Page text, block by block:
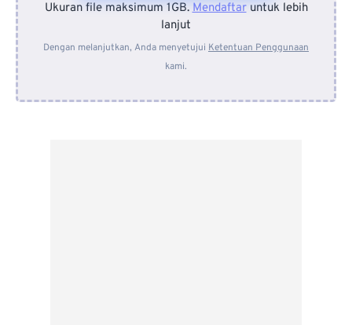
Dari Perangkat
Dari Dropbox
Ukuran file maksimum 1GB.Mendaftaruntuk lebih
lanjut
Dengan melanjutkan, Anda menyetujui Ketentuan Penggunaan
kami.